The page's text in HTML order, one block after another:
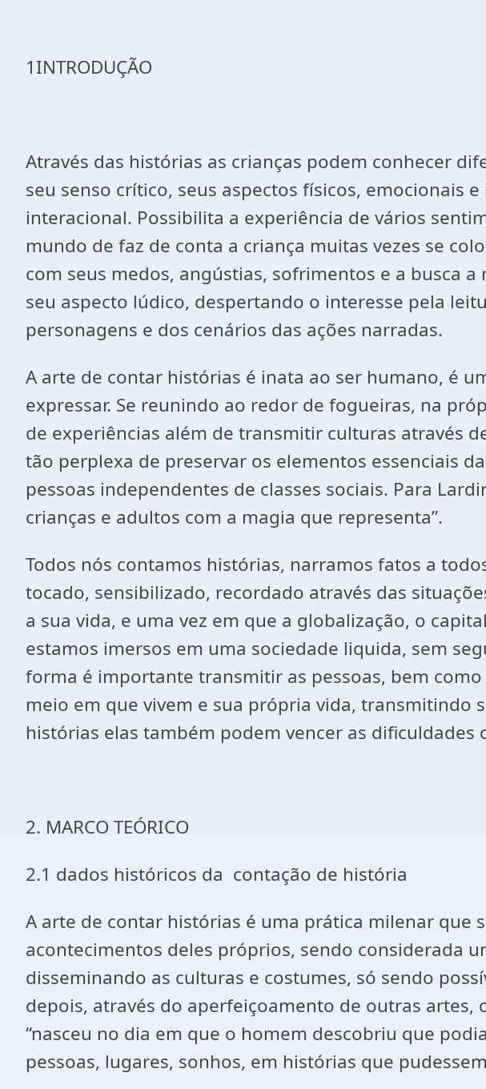
1INTRODUÇÃO
Através das histórias as crianças podem conhecer
seu senso crítico, seus aspectos físicos, emocionais
interacional. Possibilita a experiência de vários
mundo de faz de conta a criança muitas vezes se
com seus medos, angústias, sofrimentos e a busca
seu aspecto lúdico, despertando o interesse pela
personagens e dos cenários das ações narradas.
A arte de contar histórias é inata ao ser humano, é
expressar. Se reunindo ao redor de fogueiras, na
de experiências além de transmitir culturas através
tão perplexa de preservar os elementos essenciais
pessoas independentes de classes sociais. Para
crianças e adultos com a magia que representa”.
Todos nós contamos histórias, narramos fatos a
tocado, sensibilizado, recordado através das
a sua vida, e uma vez em que a globalização, o
estamos imersos em uma sociedade liquida, sem
forma é importante transmitir as pessoas, bem
meio em que vivem e sua própria vida, transmitindo
histórias elas também podem vencer as dificuldades
2. MARCO TEÓRICO
2.1 dados históricos da contação de história
A arte de contar histórias é uma prática milenar que
acontecimentos deles próprios, sendo considerada
disseminando as culturas e costumes, só sendo
depois, através do aperfeiçoamento de outras
“nasceu no dia em que o homem descobriu que
pessoas, lugares, sonhos, em histórias que